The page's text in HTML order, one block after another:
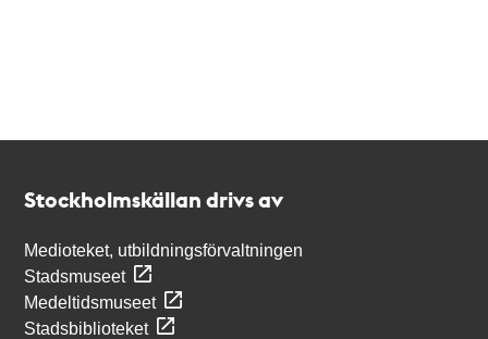
Stockholmskällan drivs av
Medioteket, utbildningsförvaltningen
Stadsmuseet
Medeltidsmuseet
Stadsbiblioteket